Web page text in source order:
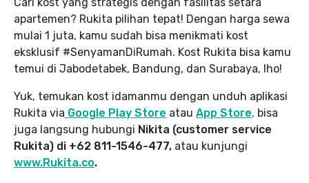
Cari kost yang strategis dengan fasilitas setara
apartemen? Rukita pilihan tepat! Dengan harga sewa
mulai 1 juta, kamu sudah bisa menikmati kost
eksklusif #SenyamanDiRumah. Kost Rukita bisa kamu
temui di Jabodetabek, Bandung, dan Surabaya, lho!
Yuk, temukan kost idamanmu dengan unduh aplikasi
Rukita via Google Play Store atau App Store, bisa
juga langsung hubungi Nikita (customer service
Rukita) di +62 811-1546-477, atau kunjungi
www.Rukita.co.